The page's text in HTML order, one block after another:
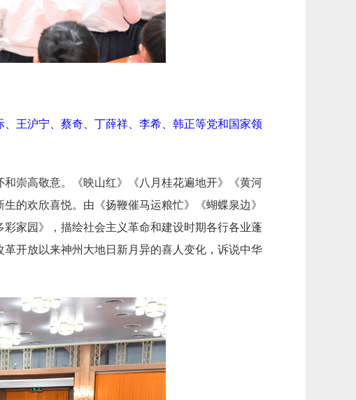
王沪宁、蔡奇、丁薛祥、李希、韩正等党和国家领
崇高敬意。《映山红》《八月桂花遍地开》《黄河
的欢欣喜悦。由《扬鞭催马运粮忙》《蝴蝶泉边》
家园》，描绘社会主义革命和建设时期各行各业蓬
开放以来神州大地日新月异的喜人变化，诉说中华